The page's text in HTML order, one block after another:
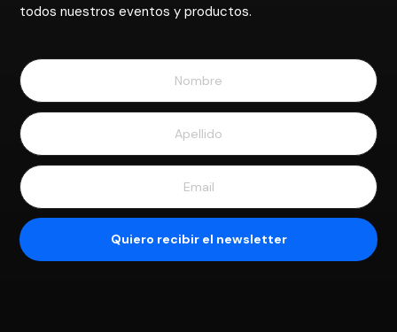
todos nuestros eventos y productos.